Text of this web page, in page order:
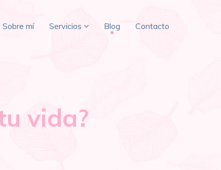
Sobre mí Servicios Blog Contacto
vida?